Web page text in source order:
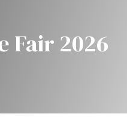
Fair 2026